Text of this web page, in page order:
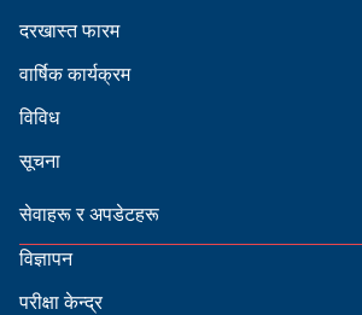
दरखास्त फारम
वार्षिक कार्यक्रम
विविध
सूचना
सेवाहरू र अपडेटहरू
विज्ञापन
परीक्षा केन्द्र